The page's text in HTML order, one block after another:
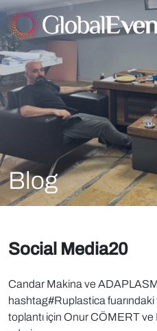
Blog
Social Media20
Candar Makina ve
hashtag#Ruplastica fuarındaki
toplantı için Onur CÖMERT